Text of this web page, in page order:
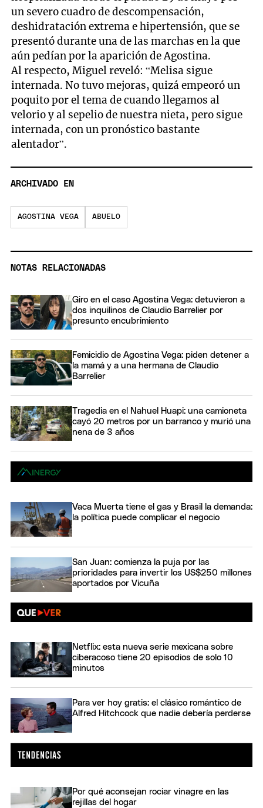
un severo cuadro de descompensación,
deshidratación extrema e hipertensión, que se
presentó durante una de las marchas en la que
aún pedían por la aparición de Agostina.
Al respecto, Miguel reveló: “Melisa sigue
internada. No tuvo mejoras, quizá empeoró un
poquito por el tema de cuando llegamos al
velorio y al sepelio de nuestra nieta, pero sigue
internada, con un pronóstico bastante
alentador”.
ARCHIVADO EN
AGOSTINA VEGA ABUELO
NOTAS RELACIONADAS
Giro en el caso Agostina Vega: detuvieron a
dos inquilinos de Claudio Barrelier por
presunto encubrimiento
Femicidio de Agostina Vega: piden detener a
la mamá y a una hermana de Claudio
Barrelier
Tragedia en el Nahuel Huapi: una camioneta
cayó 20 metros por un barranco y murió una
nena de 3 años
Vaca Muerta tiene el gas y Brasil la demanda:
la política puede complicar el negocio
San Juan: comienza la puja por las
prioridades para invertir los US$250 millones
aportados por Vicuña
Netflix: esta nueva serie mexicana sobre
ciberacoso tiene 20 episodios de solo 10
minutos
Para ver hoy gratis: el clásico romántico de
Alfred Hitchcock que nadie debería perderse
Por qué aconsejan rociar vinagre en las
rejillas del hogar